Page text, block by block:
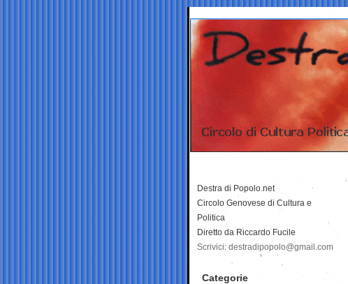
Destra di Popolo.net
Circolo Genovese di Cultura e
Politica
Diretto da Riccardo Fucile
Scrivici: destradipopolo@gmail.com
Categorie